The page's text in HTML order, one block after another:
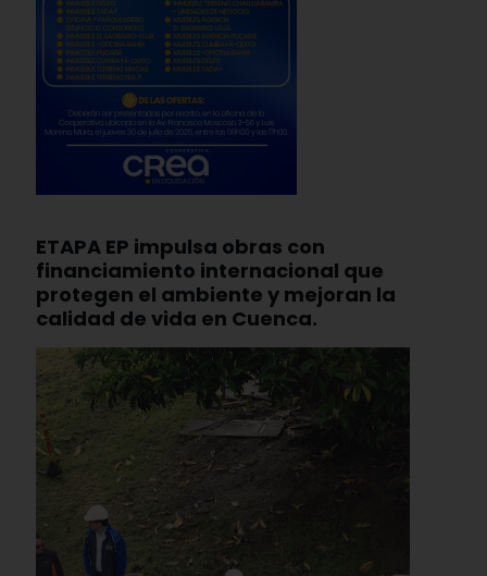
ETAPA EP impulsa obras con
financiamiento internacional que
protegen el ambiente y mejoran la
calidad de vida en Cuenca.